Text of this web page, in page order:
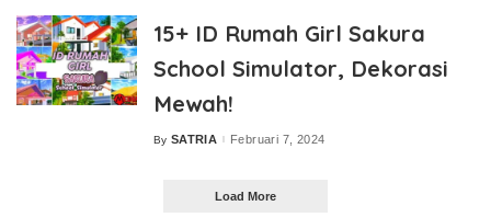
15+ ID Rumah Girl Sakura
School Simulator, Dekorasi
Mewah!
Posted
By SATRIA Februari 7, 2024
Load More